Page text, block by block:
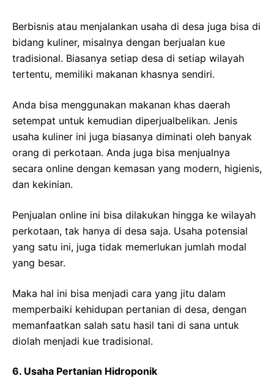
Berbisnis atau menjalankan usaha di desa juga bisa di
bidang kuliner, misalnya dengan berjualan kue
tradisional. Biasanya setiap desa di setiap wilayah
tertentu, memiliki makanan khasnya sendiri.
Anda bisa menggunakan makanan khas daerah
setempat untuk kemudian diperjualbelikan. Jenis
usaha kuliner ini juga biasanya diminati oleh banyak
orang di perkotaan. Anda juga bisa menjualnya
secara online dengan kemasan yang modern, higienis,
dan kekinian.
Penjualan online ini bisa dilakukan hingga ke wilayah
perkotaan, tak hanya di desa saja. Usaha potensial
yang satu ini, juga tidak memerlukan jumlah modal
yang besar.
Maka hal ini bisa menjadi cara yang jitu dalam
memperbaiki kehidupan pertanian di desa, dengan
memanfaatkan salah satu hasil tani di sana untuk
diolah menjadi kue tradisional.
6. Usaha Pertanian Hidroponik